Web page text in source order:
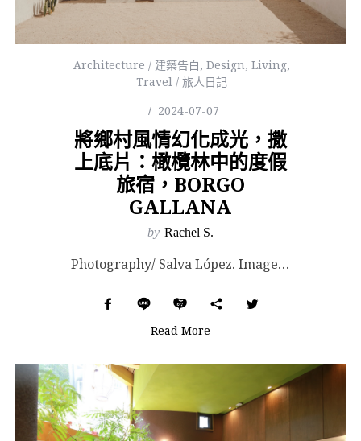
Architecture / 建築告白, Design, Living,
Travel / 旅人日記
2024-07-07
將鄉村風情幻化成光，撒
上底片：橄欖林中的度假
旅宿，BORGO
GALLANA
by Rachel S.
Photography/ Salva López. Images Courtesy of Studi...
Read More